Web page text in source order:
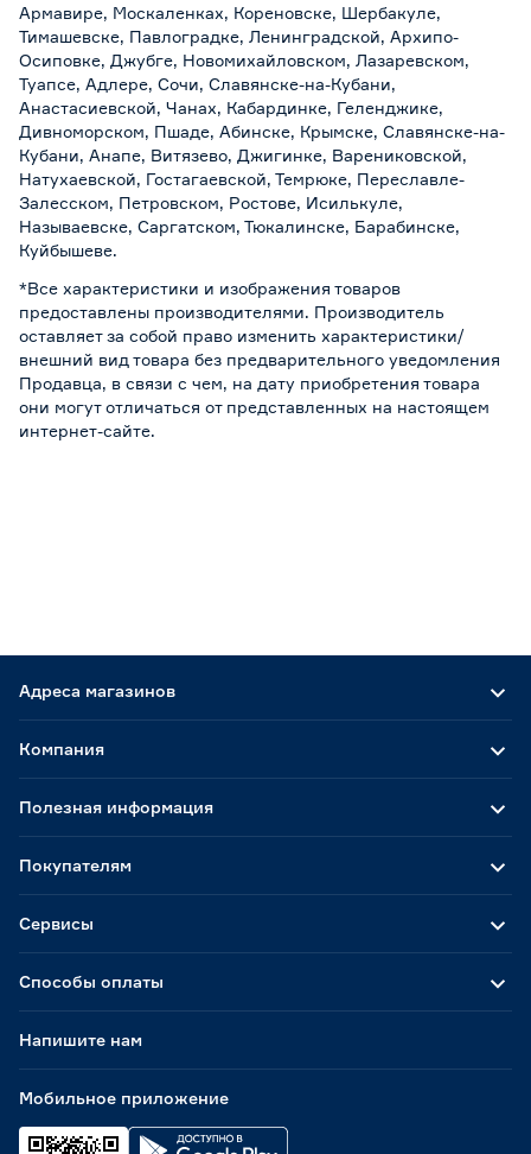
Армавире, Москаленках, Кореновске, Шербакуле,
Тимашевске, Павлоградке, Ленинградской, Архипо-
Осиповке, Джубге, Новомихайловском, Лазаревском,
Туапсе, Адлере, Сочи, Славянске-на-Кубани,
Анастасиевской, Чанах, Кабардинке, Геленджике,
Дивноморском, Пшаде, Абинске, Крымске, Славянске-на-
Кубани, Анапе, Витязево, Джигинке, Варениковской,
Натухаевской, Гостагаевской, Темрюке, Переславле-
Залесском, Петровском, Ростове, Исилькуле,
Называевске, Саргатском, Тюкалинске, Барабинске,
Куйбышеве.
*Все характеристики и изображения товаров
предоставлены производителями. Производитель
оставляет за собой право изменить характеристики/
внешний вид товара без предварительного уведомления
Продавца, в связи с чем, на дату приобретения товара
они могут отличаться от представленных на настоящем
интернет-сайте.
Адреса магазинов
Способы оплаты
Мобильное приложение
Компания
Полезная информация
Покупателям
Сервисы
Напишите нам